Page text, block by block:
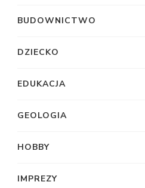
BUDOWNICTWO
DZIECKO
EDUKACJA
GEOLOGIA
HOBBY
IMPREZY